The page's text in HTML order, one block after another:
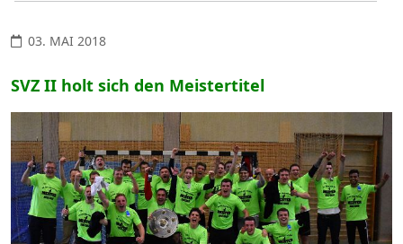
03. MAI 2018
SVZ II holt sich den Meistertitel